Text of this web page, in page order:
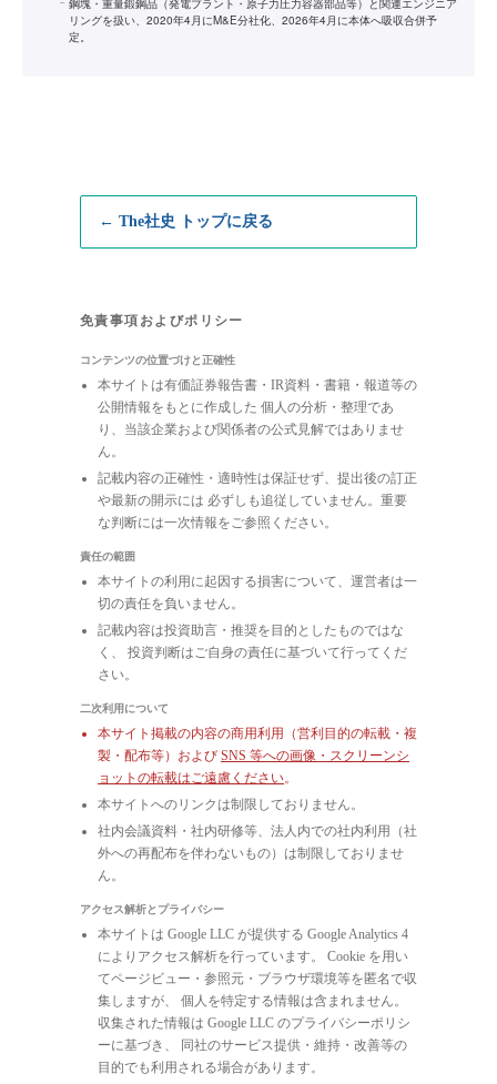
鋼塊・重量鍛鋼品（発電プラント・原子力圧力容器部品等）と関連エンジニア
リングを扱い、2020年4月にM&E分社化、2026年4月に本体へ吸収合併予
定。
← The社史 トップに戻る
免責事項およびポリシー
コンテンツの位置づけと正確性
本サイトは有価証券報告書・IR資料・書籍・報道等の
公開情報をもとに作成した 個人の分析・整理であ
り、当該企業および関係者の公式見解ではありませ
ん。
記載内容の正確性・適時性は保証せず、提出後の訂正
や最新の開示には 必ずしも追従していません。重要
な判断には一次情報をご参照ください。
責任の範囲
本サイトの利用に起因する損害について、運営者は一
切の責任を負いません。
記載内容は投資助言・推奨を目的としたものではな
く、 投資判断はご自身の責任に基づいて行ってくだ
さい。
二次利用について
本サイト掲載の内容の商用利用（営利目的の転載・複
製・配布等）および SNS 等への画像・スクリーンシ
ョットの転載はご遠慮ください。
本サイトへのリンクは制限しておりません。
社内会議資料・社内研修等、法人内での社内利用（社
外への再配布を伴わないもの）は制限しておりませ
ん。
アクセス解析とプライバシー
本サイトは Google LLC が提供する Google Analytics 4
によりアクセス解析を行っています。 Cookie を用い
てページビュー・参照元・ブラウザ環境等を匿名で収
集しますが、 個人を特定する情報は含まれません。
収集された情報は Google LLC のプライバシーポリシ
ーに基づき、 同社のサービス提供・維持・改善等の
目的でも利用される場合があります。